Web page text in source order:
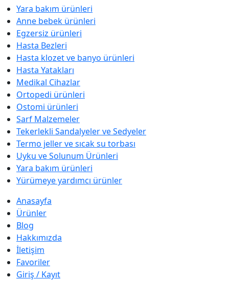
Yara bakım ürünleri
Anne bebek ürünleri
Egzersiz ürünleri
Hasta Bezleri
Hasta klozet ve banyo ürünleri
Hasta Yatakları
Medikal Cihazlar
Ortopedi ürünleri
Ostomi ürünleri
Sarf Malzemeler
Tekerlekli Sandalyeler ve Sedyeler
Termo jeller ve sıcak su torbası
Uyku ve Solunum Ürünleri
Yara bakım ürünleri
Yürümeye yardımcı ürünler
Anasayfa
Ürünler
Blog
Hakkımızda
İletişim
Favoriler
Giriş / Kayıt